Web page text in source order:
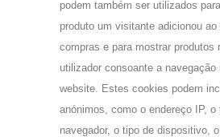
podem também ser utilizados
produto um visitante adicionou ao
compras e para mostrar produtos
utilizador consoante a navegação
website. Estes cookies podem
anónimos, como o endereço IP, o
navegador, o tipo de dispositivo,